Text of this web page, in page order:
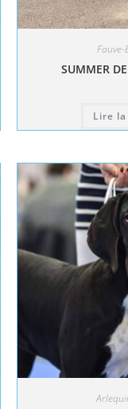
SUMMER
Lire